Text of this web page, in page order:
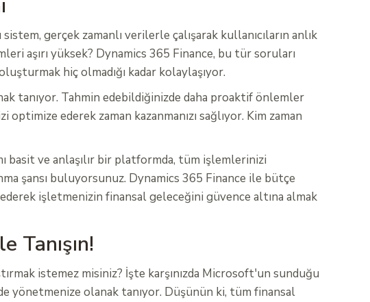
gerçek zamanlı verilerle çalışarak kullanıcıların anlık
aşırı yüksek? Dynamics 365 Finance, bu tür soruları
hiç olmadığı kadar kolaylaşıyor.
tanıyor. Tahmin edebildiğinizde daha proaktif önlemler
ederek zaman kazanmanızı sağlıyor. Kim zaman
basit ve anlaşılır bir platformda, tüm işlemlerinizi
şansı buluyorsunuz. Dynamics 365 Finance ile bütçe
işletmenizin finansal geleceğini güvence altına almak
Tanışın!
istemez misiniz? İşte karşınızda Microsoft'un sunduğu
yönetmenize olanak tanıyor. Düşünün ki, tüm finansal